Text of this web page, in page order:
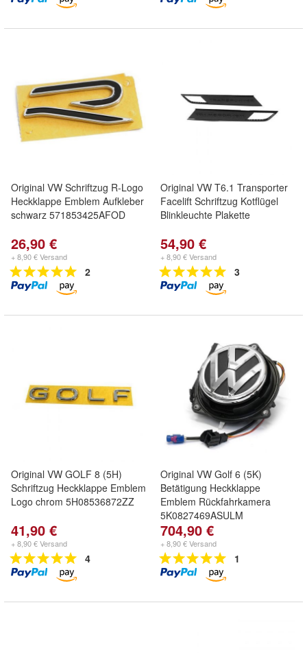
Original VW Schriftzug R-Logo
Heckklappe Emblem Aufkleber
schwarz 571853425AFOD
26,90 €
+ 8,90 € Versand
2
Original VW T6.1 Transporter
Facelift Schriftzug Kotflügel
Blinkleuchte Plakette
54,90 €
+ 8,90 € Versand
3
Original VW GOLF 8 (5H)
Schriftzug Heckklappe Emblem
Logo chrom 5H08536872ZZ
41,90 €
+ 8,90 € Versand
4
Original VW Golf 6 (5K)
Betätigung Heckklappe
Emblem Rückfahrkamera
5K0827469ASULM
704,90 €
+ 8,90 € Versand
1